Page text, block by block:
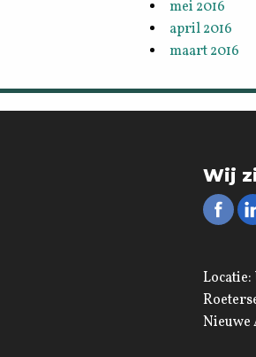
mei 2016
april 2016
maart 2016
Wij
Nieuwe